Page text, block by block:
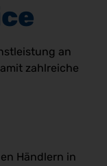
an
zahlreiche
Händlern in